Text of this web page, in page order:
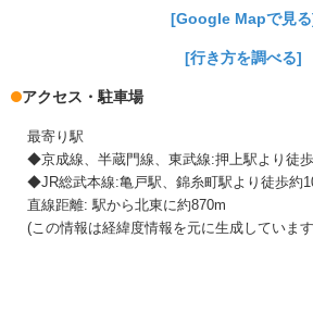
[Google Mapで見
[行き方を調べる]
アクセス・駐車場
最寄り駅
◆京成線、半蔵門線、東武線:押上駅より徒
◆JR総武本線:亀戸駅、錦糸町駅より徒歩約
直線距離: 駅から北東に約870m
(この情報は経緯度情報を元に生成していま